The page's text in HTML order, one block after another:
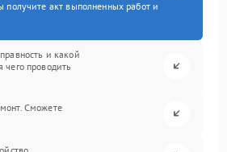
получите акт выполненных работ и
и какой
проводить
Сможете